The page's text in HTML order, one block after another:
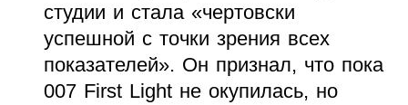
студии и стала «чертовски
успешной с точки зрения всех
показателей». Он признал, что пока
007 First Light не окупилась, но